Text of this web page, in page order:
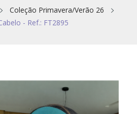
Coleção Primavera/Verão 26
- Ref.: FT2895